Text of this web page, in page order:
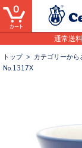
通常送
0
トップ> カテゴリーから
No.1317X